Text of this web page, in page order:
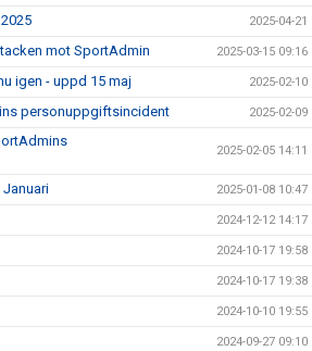
2025-04-21
mot SportAdmin 2025-03-15 09:16
igen - uppd 15 maj 2025-02-10
personuppgiftsincident 2025-02-09
2025-02-05 14:11
Januari 2025-01-08 10:47
2024-12-12 14:17
2024-10-17 19:58
2024-10-17 19:38
2024-10-10 19:55
2024-09-27 09:10